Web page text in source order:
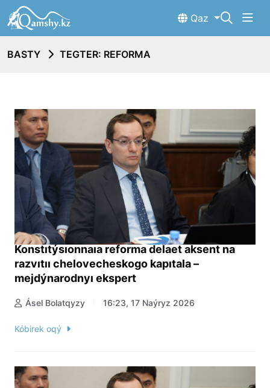
Qaz
BASTY TEGTER: REFORMA
Konstıtýsıonnaıa reforma delaet aksent na
razvıtıı chelovecheskogo kapıtala –
mejdýnarodnyı ekspert
Ásel Bolatqyzy 16:23, 17 Naýryz 2026
Kóbirek oqý